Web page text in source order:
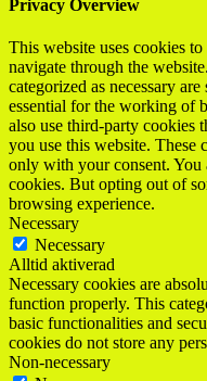
Privacy Overview
This website uses cookies
navigate through the
categorized as necessary
essential for the working of
also use third-party cookies
you use this website.
only with your consent. You
cookies. But opting out of
browsing experience.
Necessary
Necessary
Alltid aktiverad
Necessary cookies are
function properly. This
basic functionalities and
cookies do not store any
Non-necessary